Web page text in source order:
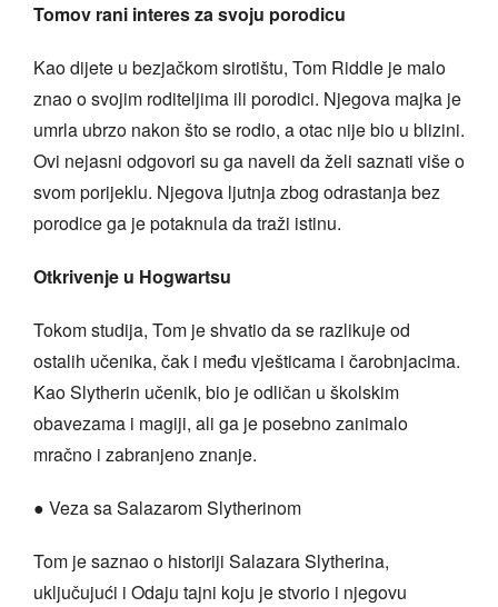
Tomov rani interes za svoju porodicu
Kao dijete u bezjačkom sirotištu, Tom Riddle je malo
znao o svojim roditeljima ili porodici. Njegova majka je
umrla ubrzo nakon što se rodio, a otac nije bio u blizini.
Ovi nejasni odgovori su ga naveli da želi saznati više o
svom porijeklu. Njegova ljutnja zbog odrastanja bez
porodice ga je potaknula da traži istinu.
Otkrivenje u Hogwartsu
Tokom studija, Tom je shvatio da se razlikuje od
ostalih učenika, čak i među vješticama i čarobnjacima.
Kao Slytherin učenik, bio je odličan u školskim
obavezama i magiji, ali ga je posebno zanimalo
mračno i zabranjeno znanje.
● Veza sa Salazarom Slytherinom
Tom je saznao o historiji Salazara Slytherina,
uključujući i Odaju tajni koju je stvorio i njegovu